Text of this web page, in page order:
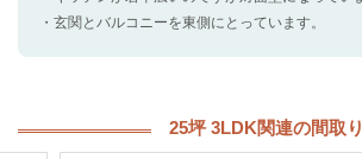
・玄関とバルコニーを東側にとっています。
25坪 3LDK関連の間取り